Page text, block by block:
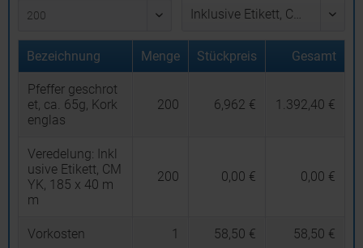
Bezeichnung Menge Stückpreis Gesamt
Pfeffer geschrot
et, ca. 65g, Kork
englas
200 6,962 € 1.392,40 €
Veredelung: Inkl
usive Etikett, CM
YK, 185 x 40 m
m
200 0,00 € 0,00 €
Vorkosten 1 58,50 € 58,50 €